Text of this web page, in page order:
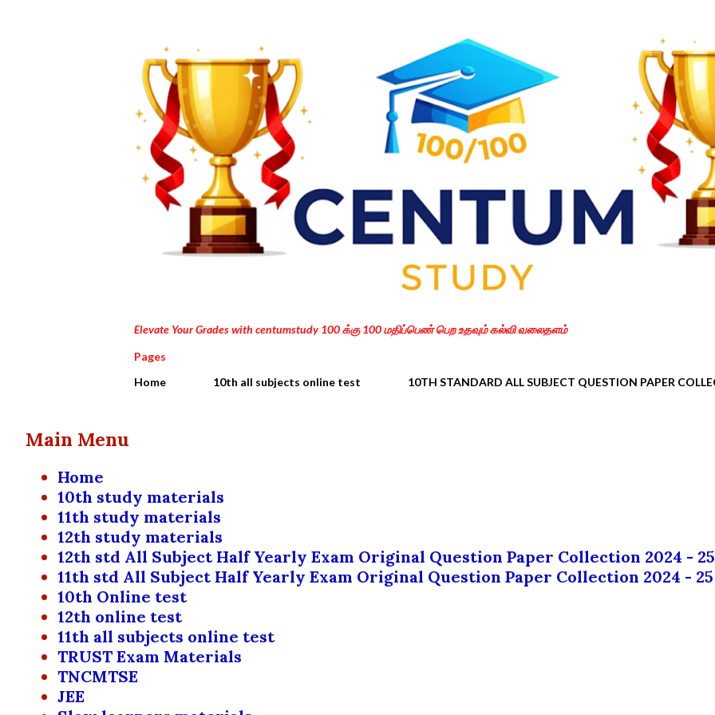
Elevate Your Grades with centumstudy 100 க்கு 100 மதிப்பெண் பெற உதவும் கல்வி வலைதளம்
Pages
Home
10th all subjects online test 10TH STANDARD ALL SUBJECT QUESTION PAPER
Main Menu
Home
10th study materials
11th study materials
12th study materials
12th std All Subject Half Yearly Exam Original Question Paper Collection 2024 - 25
11th std All Subject Half Yearly Exam Original Question Paper Collection 2024 - 25
10th Online test
12th online test
11th all subjects online test
TRUST Exam Materials
TNCMTSE
JEE